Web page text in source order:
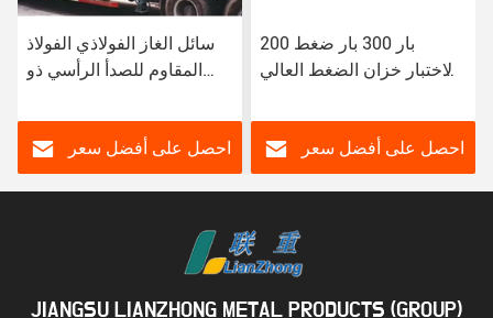
سائل الغاز الفولاذي الفولاذ
المقاوم للصدأ الرأسي ذو
معتمد TPED
احصل على أفضل سعر
200 بار 300 بار ضغط
الاختبار خزان الضغط العالي
الصلب
احصل على أفضل سعر
JIANGSU LIANZHONG METAL PRODUCTS (GROUP)